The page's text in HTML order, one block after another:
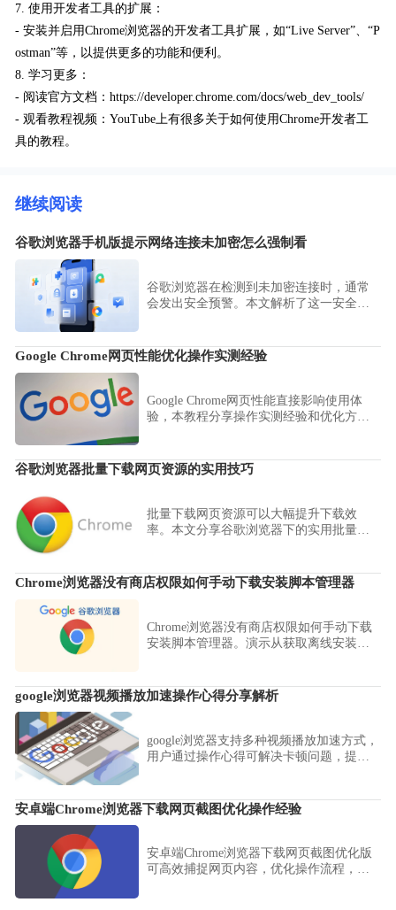
7. 使用开发者工具的扩展：
- 安装并启用Chrome浏览器的开发者工具扩展，如“Live Server”、“P
ostman”等，以提供更多的功能和便利。
8. 学习更多：
- 阅读官方文档：https://developer.chrome.com/docs/web_dev_tools/
- 观看教程视频：YouTube上有很多关于如何使用Chrome开发者工
具的教程。
继续阅读
谷歌浏览器手机版提示网络连接未加密怎么强制看
谷歌浏览器在检测到未加密连接时，通常
会发出安全预警。本文解析了这一安全策
险提示中谨慎识别并浏览特定网页，确保
Google Chrome网页性能优化操作实测经验
Google Chrome网页性能直接影响使用体
验，本教程分享操作实测经验和优化方
谷歌浏览器批量下载网页资源的实用技巧
批量下载网页资源可以大幅提升下载效
率。本文分享谷歌浏览器下的实用批量下
Chrome浏览器没有商店权限如何手动下载安装脚本管理器
Chrome浏览器没有商店权限如何手动下载
安装脚本管理器。演示从获取离线安装包
google浏览器视频播放加速操作心得分享解析
google浏览器支持多种视频播放加速方式，
用户通过操作心得可解决卡顿问题，提升
安卓端Chrome浏览器下载网页截图优化操作经验
安卓端Chrome浏览器下载网页截图优化版
可高效捕捉网页内容，优化操作流程，提